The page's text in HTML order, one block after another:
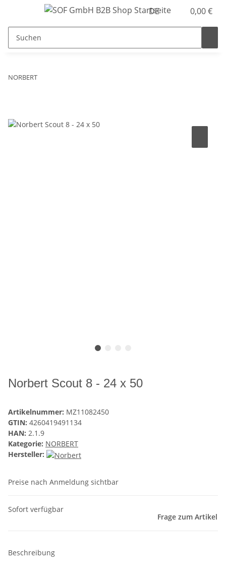
DE 0,00 €
NORBERT
Norbert Scout 8 - 24 x 50
Artikelnummer: MZ11082450
GTIN: 4260419491134
HAN: 2.1.9
Kategorie: NORBERT
Hersteller:
Preise nach Anmeldung sichtbar
Sofort verfügbar
Frage zum Artikel
Beschreibung